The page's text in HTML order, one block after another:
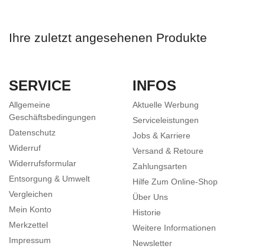
Ihre zuletzt angesehenen Produkte
SERVICE
Allgemeine
Geschäftsbedingungen
Datenschutz
Widerruf
Widerrufsformular
Entsorgung & Umwelt
Vergleichen
Mein Konto
Merkzettel
Impressum
INFOS
Aktuelle Werbung
Serviceleistungen
Jobs & Karriere
Versand & Retoure
Zahlungsarten
Hilfe Zum Online-Shop
Über Uns
Historie
Weitere Informationen
Newsletter